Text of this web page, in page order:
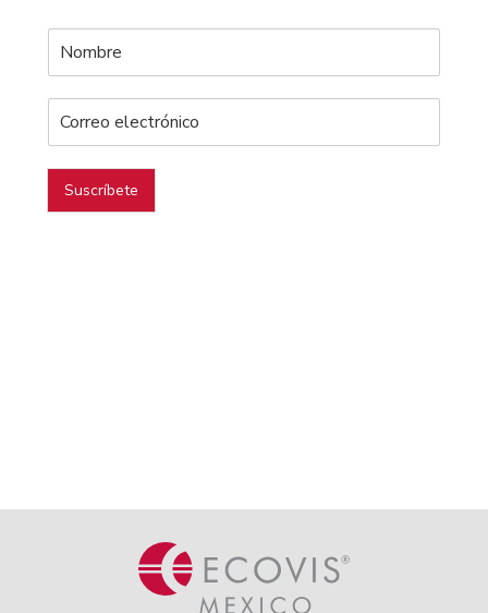
Suscríbete